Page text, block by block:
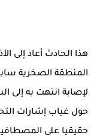
هذا الحادث أعاد إلى
المنطقة الصخرية
لإصابة انتهت به إلى
حول غياب إشارات
حقيقيا على